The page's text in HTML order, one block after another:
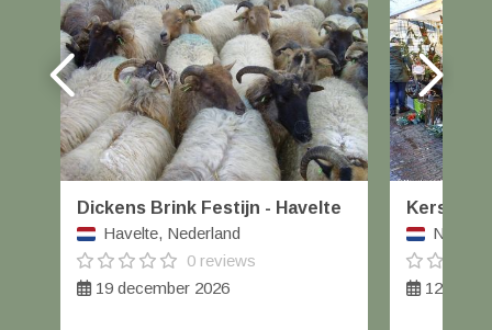
Dickens Brink Festijn - Havelte
Havelte, Nederland
0 reviews
19 december 2026
12